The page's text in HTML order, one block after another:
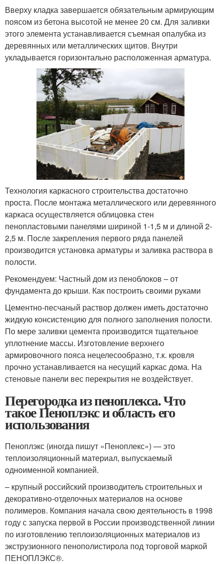
Вверху кладка завершается обязательным армирующим
поясом из бетона высотой не менее 20 см. Для заливки
этого элемента устанавливается съемная опалубка из
деревянных или металлических щитов. Внутри
укладывается горизонтально расположенная арматура.
Технология каркасного строительства достаточно
проста. После монтажа металлического или деревянного
каркаса осуществляется облицовка стен
пенопластовыми панелями шириной 1-1,5 м и длиной 2-
2,5 м. После закрепления первого ряда панелей
производится установка арматуры и заливка раствора в
полости.
Рекомендуем: Частный дом из пеноблоков – от
фундамента до крыши. Как построить своими руками
Цементно-песчаный раствор должен иметь достаточно
жидкую консистенцию для полного заполнения полости.
По мере заливки цемента производится тщательное
уплотнение массы. Изготовление верхнего
армировочного пояса нецелесообразно, т.к. кровля
прочно устанавливается на несущий каркас дома. На
стеновые панели вес перекрытия не воздействует.
Перегородка из пеноплекса. Что
такое Пеноплэкс и область его
использования
Пеноплэкс (иногда пишут «Пеноплекс») — это
теплоизоляционный материал, выпускаемый
одноименной компанией.
– крупный российский производитель строительных и
декоративно-отделочных материалов на основе
полимеров. Компания начала свою деятельность в 1998
году с запуска первой в России производственной линии
по изготовлению теплоизоляционных материалов из
экструзионного пенополистирола под торговой маркой
ПЕНОПЛЭКС®.